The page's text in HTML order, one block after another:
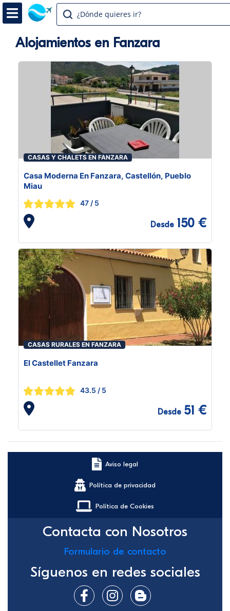
¿Dónde quieres ir?
Alojamientos en Fanzara
CASAS Y CHALETS EN FANZARA
Casa Moderna En Fanzara, Castellón, Pueblo
Miau
47 / 5
Desde 150 €
CASAS RURALES EN FANZARA
El Castellet Fanzara
43.5 / 5
Desde 51 €
Aviso legal
Política de privacidad
Política de Cookies
Contacta con Nosotros
Formulario de contacto
Síguenos en redes sociales